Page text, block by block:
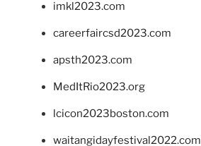
imkl2023.com
careerfaircsd2023.com
apsth2023.com
MedItRio2023.org
lcicon2023boston.com
waitangidayfestival2022.com